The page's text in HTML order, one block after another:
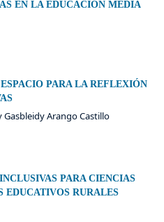
EN LA EDUCACIÓN MEDIA
PARA LA REFLEXIÓN
Gasbleidy Arango Castillo
PARA CIENCIAS
EDUCATIVOS RURALES